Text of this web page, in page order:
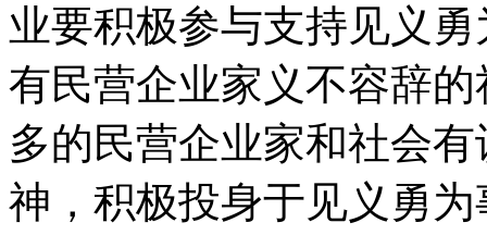
业要积极参与支持见义
有民营企业家义不容辞
多的民营企业家和社会
神，积极投身于见义勇